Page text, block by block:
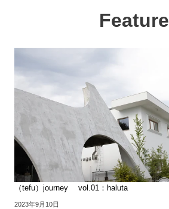
Feature
（tefu）journey vol.01：haluta
2023年9月10日